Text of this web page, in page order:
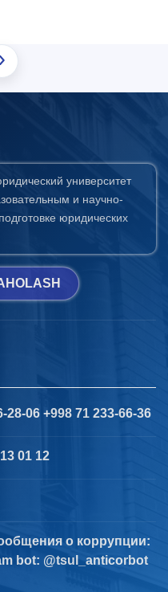
университет
и научно-
юридических
06 +998 71 233-66-36
01 12
о коррупции:
bot: @tsul_anticorbot